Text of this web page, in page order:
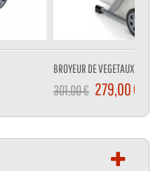
BROYEUR DE VEGETAUX 3000
301,00 € 279,00 €